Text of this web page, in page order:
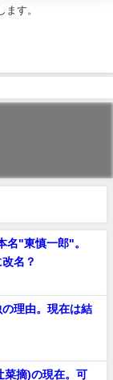
す。
名"東慎一郎"。
名？
理由。現在は結
菜摘)の現在。可